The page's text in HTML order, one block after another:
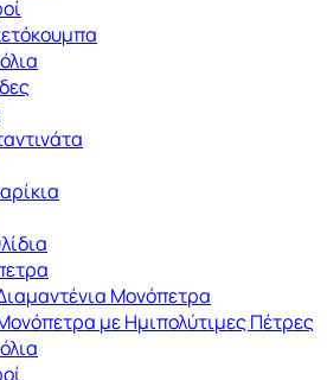
Μονόπετρα
με Ημιπολύτιμες Πέτρες